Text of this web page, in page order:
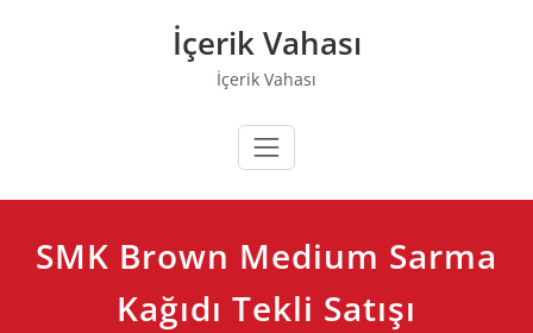
İçerik Vahası
İçerik Vahası
SMK Brown Medium Sarma
Kağıdı Tekli Satışı